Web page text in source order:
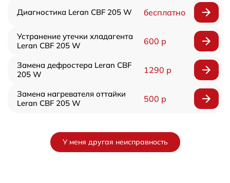
Диагностика Leran CBF 205 W бесплатно
Устранение утечки хладагента
Leran CBF 205 W
600 р
Замена дефростера Leran CBF
205 W
1290 р
Замена нагревателя оттайки
Leran CBF 205 W
500 р
У меня другая неисправность